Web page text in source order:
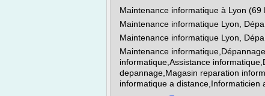
Maintenance informatique à Lyon (69
Maintenance informatique Lyon,
Maintenance informatique Lyon,
Maintenance
informatique,Assistance
depannage,Magasin reparation
informatique a distance,Informaticien